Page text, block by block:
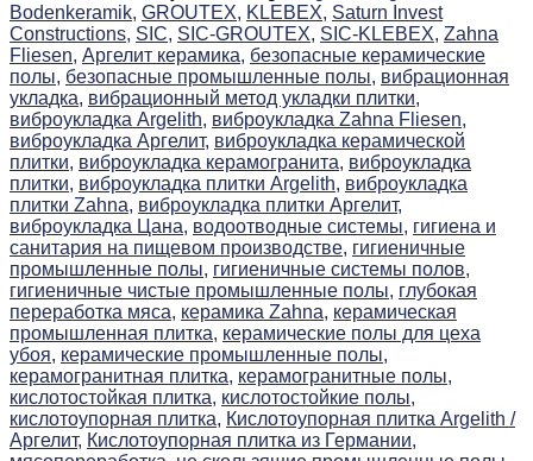
Bodenkeramik, GROUTEX, KLEBEX, Saturn Invest
Constructions, SIC, SIC-GROUTEX, SIC-KLEBEX, Zahna
Fliesen, Аргелит керамика, безопасные керамические
полы, безопасные промышленные полы, вибрационная
укладка, вибрационный метод укладки плитки,
виброукладка Argelith, виброукладка Zahna Fliesen,
виброукладка Аргелит, виброукладка керамической
плитки, виброукладка керамогранита, виброукладка
плитки, виброукладка плитки Argelith, виброукладка
плитки Zahna, виброукладка плитки Аргелит,
виброукладка Цана, водоотводные системы, гигиена и
санитария на пищевом производстве, гигиеничные
промышленные полы, гигиеничные системы полов,
гигиеничные чистые промышленные полы, глубокая
переработка мяса, керамика Zahna, керамическая
промышленная плитка, керамические полы для цеха
убоя, керамические промышленные полы,
керамогранитная плитка, керамогранитные полы,
кислотостойкая плитка, кислотостойкие полы,
кислотоупорная плитка, Кислотоупорная плитка Argelith /
Аргелит, Кислотоупорная плитка из Германии,